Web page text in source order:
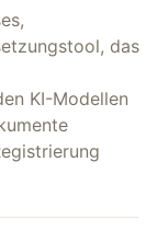
das
KI-Modellen